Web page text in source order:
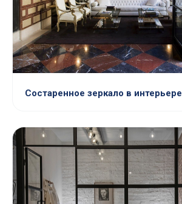
Состаренное зеркало в интерьере